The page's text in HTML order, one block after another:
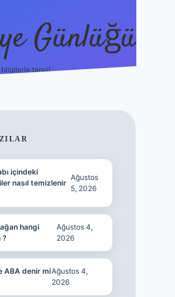
Günlüğü
tanış!
içindeki
nasıl temizlenir
Ağustos
5, 2026
hangi
?
Ağustos 4,
2026
ABA denir miAğustos 4,
2026
https://